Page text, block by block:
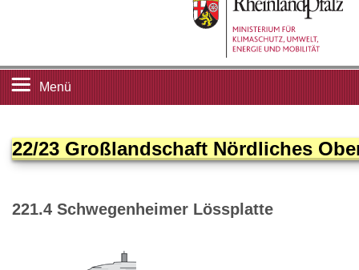
Menü
Landschaftsleitbilder
Großlandschaften
22/23 Großlandschaft Nördliches
221.4 Schwegenheimer Lössplatte